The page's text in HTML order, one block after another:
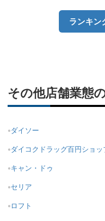
ランキン
その他店舗業態
ダイソー
ダイコクドラッグ百円ショッ
キャン・ドゥ
セリア
ロフト